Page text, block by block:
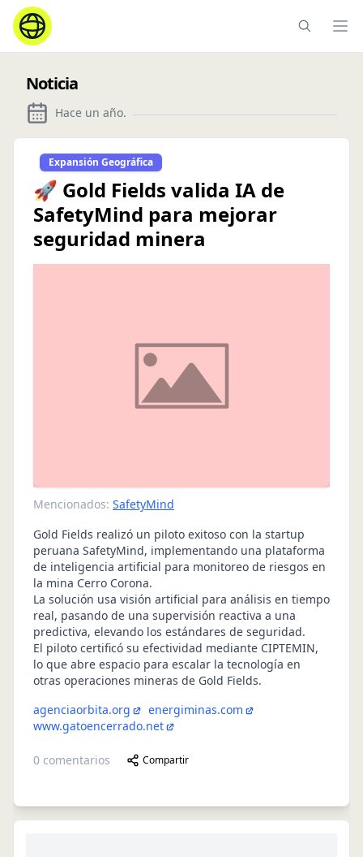
Noticia
Hace un año.
Expansión Geográfica
🚀 Gold Fields valida IA de
SafetyMind para mejorar
seguridad minera
Mencionados: SafetyMind
Gold Fields realizó un piloto exitoso con la startup
peruana SafetyMind, implementando una plataforma
de inteligencia artificial para monitoreo de riesgos en
la mina Cerro Corona.
La solución usa visión artificial para análisis en tiempo
real, pasando de una supervisión reactiva a una
predictiva, elevando los estándares de seguridad.
El piloto certificó su efectividad mediante CIPTEMIN,
lo que abre espacio para escalar la tecnología en
otras operaciones mineras de Gold Fields.
agenciaorbita.org
energiminas.com
www.gatoencerrado.net
0 comentarios Compartir